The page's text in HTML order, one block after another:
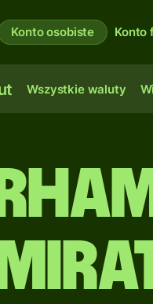
Konto osobiste Konto
Wszystkie waluty